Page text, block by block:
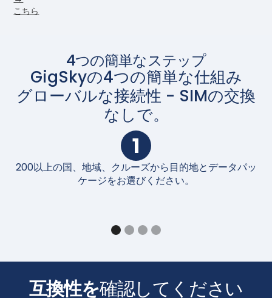
こちら
4つの簡単なステップ
GigSkyの4つの簡単な仕組み
グローバルな接続性 - SIMの交換
なしで。
1
200以上の国、地域、クルーズから目的地とデータパッ
ケージをお選びください。
互換性を確認してください